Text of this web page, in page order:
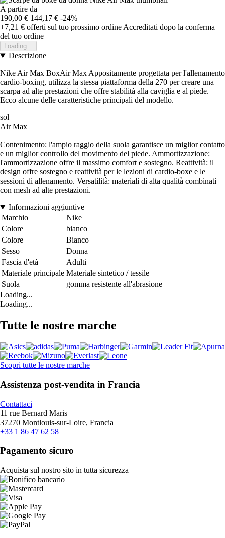
A partire da
190,00 € 144,17 € -24%
+7,21 € offerti sul tuo prossimo ordine Accreditati dopo la conferma
del tuo ordine
Loading...
Descrizione
Nike Air Max BoxAir Max Appositamente progettata per l'allenamento
cardio-boxing, utilizza la stessa piattaforma della 270 per creare una
scarpa ad alte prestazioni che offre stabilità alla caviglia e al piede.
Ecco alcune delle caratteristiche principali del modello.
sol
Air Max
Contenimento: l'ampio raggio della suola garantisce un miglior contatto
e un miglior controllo del movimento del piede. Ammortizzazione:
l'ammortizzazione offre il massimo comfort e sostegno. Reattività: il
design offre sostegno e reattività per le lezioni di cardio-boxe e le
sessioni di allenamento. Versatilità: materiali di alta qualità combinati
con mesh ad alte prestazioni.
Informazioni aggiuntive
Marchio
Nike
Colore
bianco
Colore
Bianco
Sesso
Donna
Fascia d'età
Adulti
Materiale principale Materiale sintetico / tessile
Suola
gomma resistente all'abrasione
Loading...
Loading...
Tutte le nostre marche
Scopri tutte le nostre marche
Assistenza post-vendita in Francia
Contattaci
11 rue Bernard Maris
37270 Montlouis-sur-Loire, Francia
+33 1 86 47 62 58
Pagamento sicuro
Acquista sul nostro sito in tutta sicurezza